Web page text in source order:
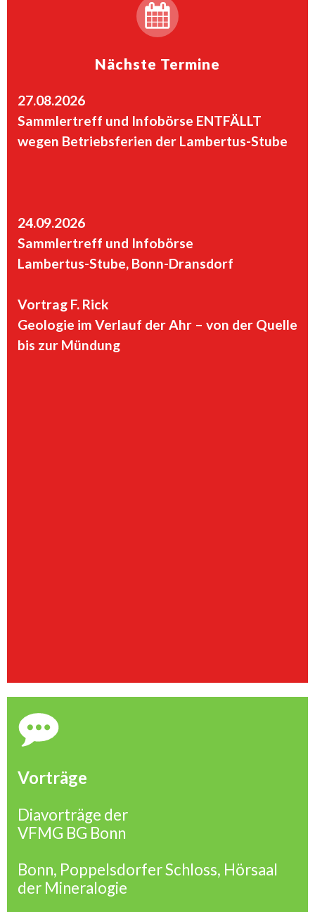
Nächste Termine
27.08.2026
Sammlertreff und Infobörse ENTFÄLLT
wegen Betriebsferien der Lambertus-Stube
24.09.2026
Sammlertreff und Infobörse
Lambertus-Stube, Bonn-Dransdorf
Vortrag F. Rick
Geologie im Verlauf der Ahr – von der Quelle
bis zur Mündung
Vorträge
Diavorträge der
VFMG BG Bonn
Bonn, Poppelsdorfer Schloss, Hörsaal
der Mineralogie